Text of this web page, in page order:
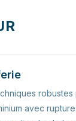
avec